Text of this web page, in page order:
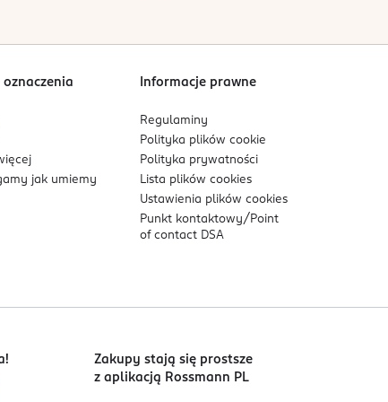
włosy świeże, miękkie i naturalnie
oznaczenia
jak umiemy
Informacje prawne
Regulaminy
Polityka plikówcookie
Polityka prywatności
Lista plikówcookies
Ustawienia plikówcookies
Punkt kontaktowy/ Point
of contact DSA
Zakupy stają się prostsze
z aplikacją Rossmann PL